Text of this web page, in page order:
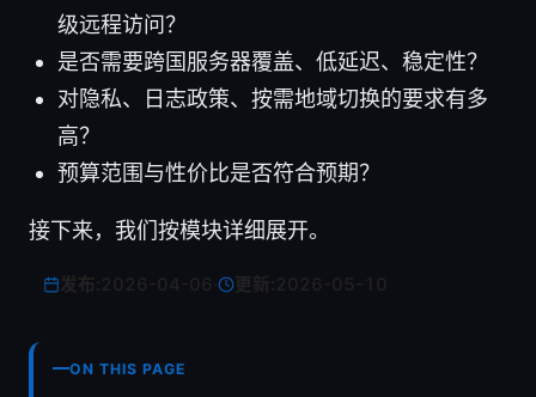
级远程访问？
是否需要跨国服务器覆盖、低延迟、稳定性？
对隐私、日志政策、按需地域切换的要求有多
高？
预算范围与性价比是否符合预期？
接下来，我们按模块详细展开。
更新:
ON THIS PAGE